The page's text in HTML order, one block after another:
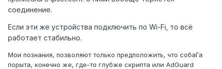
соединение.
Если эти же устройства подключить по Wi-Fi, то всё
работает стабильно.
Мои познания, позволяют только предположить, что собаГа
порыта, конечно же, где-то глубже скрипта или AdGuard